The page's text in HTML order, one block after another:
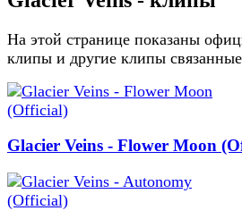
На этой странице показаны
клипы и другие клипы
Glacier Veins - Flower Moon